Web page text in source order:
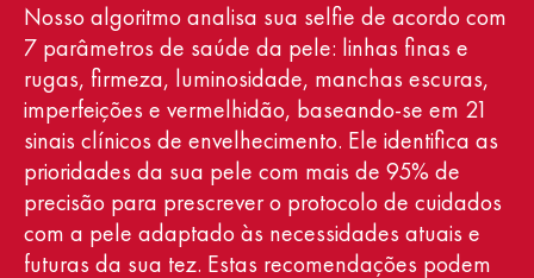
Nosso algoritmo analisa sua selfie de acordo com
7 parâmetros de saúde da pele: linhas finas e
rugas, firmeza, luminosidade, manchas escuras,
imperfeições e vermelhidão, baseando-se em 21
sinais clínicos de envelhecimento. Ele identifica as
prioridades da sua pele com mais de 95% de
precisão para prescrever o protocolo de cuidados
com a pele adaptado às necessidades atuais e
futuras da sua tez. Estas recomendações podem